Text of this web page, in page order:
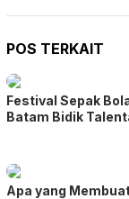
POS TERKAIT
Festival Sepak
Batam Bidik
Apa yang